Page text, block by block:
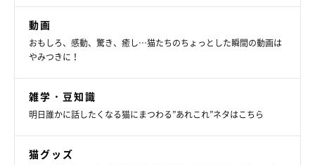
動画
おもしろ、感動、驚き、癒し…猫たちのちょっとした瞬間の動画は
やみつきに！
雑学・豆知識
明日誰かに話したくなる猫にまつわる”あれこれ”ネタはこちら
猫グッズ